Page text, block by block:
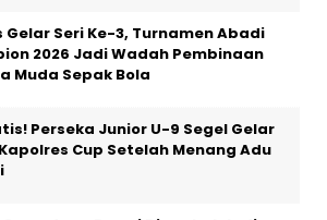
Gelar Seri Ke-3, Turnamen Abadi
2026 Jadi Wadah Pembinaan
Muda Sepak Bola
Perseka Junior U-9 Segel Gelar
Cup Setelah Menang Adu